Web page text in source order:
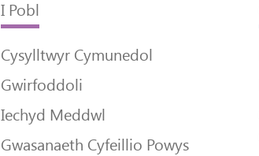
I Pobl
Cysylltwyr Cymunedol
Gwirfoddoli
Iechyd Meddwl
Gwasanaeth Cyfeillio Powys